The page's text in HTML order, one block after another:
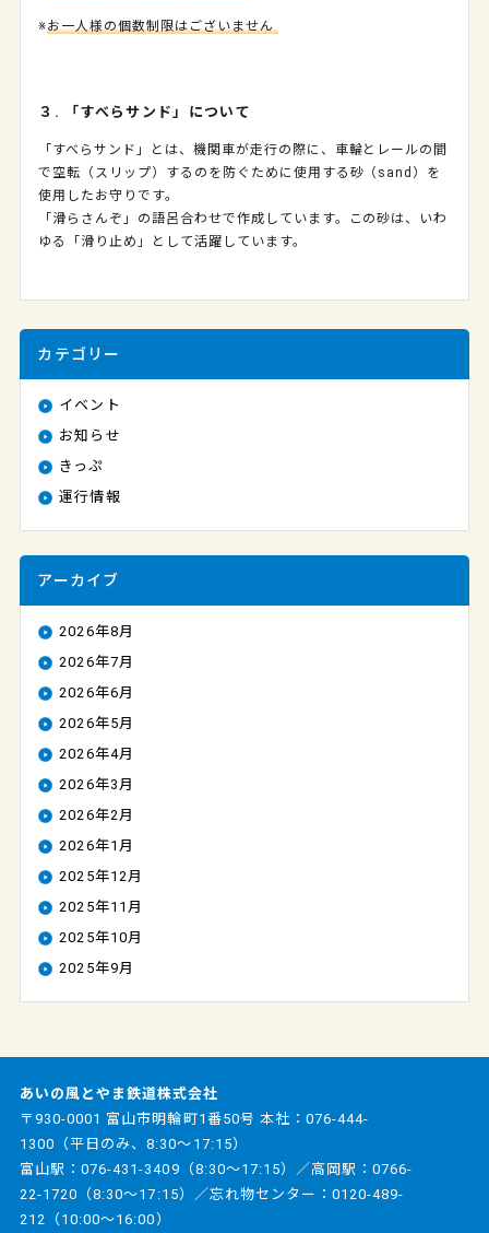
※お一人様の個数制限はございません
３. 「すべらサンド」について
「すべらサンド」とは、機関車が走行の際に、車輪とレールの間
で空転（スリップ）するのを防ぐために使用する砂（sand）を
使用したお守りです。
「滑らさんぞ」の語呂合わせで作成しています。この砂は、いわ
ゆる「滑り止め」として活躍しています。
カテゴリー
イベント
お知らせ
きっぷ
運行情報
アーカイブ
2026年8月
2026年7月
2026年6月
2026年5月
2026年4月
2026年3月
2026年2月
2026年1月
2025年12月
2025年11月
2025年10月
2025年9月
あいの風とやま鉄道株式会社
〒930-0001 富山市明輪町1番50号 本社： 076-444-
1300 （平日のみ、8:30～17:15）
富山駅：076-431-3409 （8:30～17:15）／高岡駅：0766-
22-1720 （8:30～17:15）／忘れ物センター：0120-489-
212
（10:00～16:00）